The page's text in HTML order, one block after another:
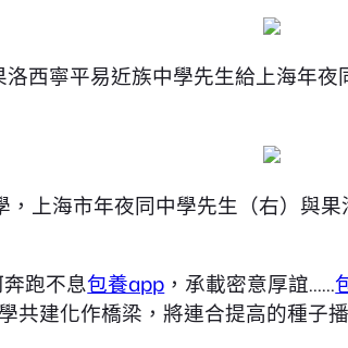
西寧平易近族中學先生給上海年
上海市年夜同中學先生（右）與果
跑不息包養app ，承載密意厚誼……
共建化作橋梁，將連合提高的種子